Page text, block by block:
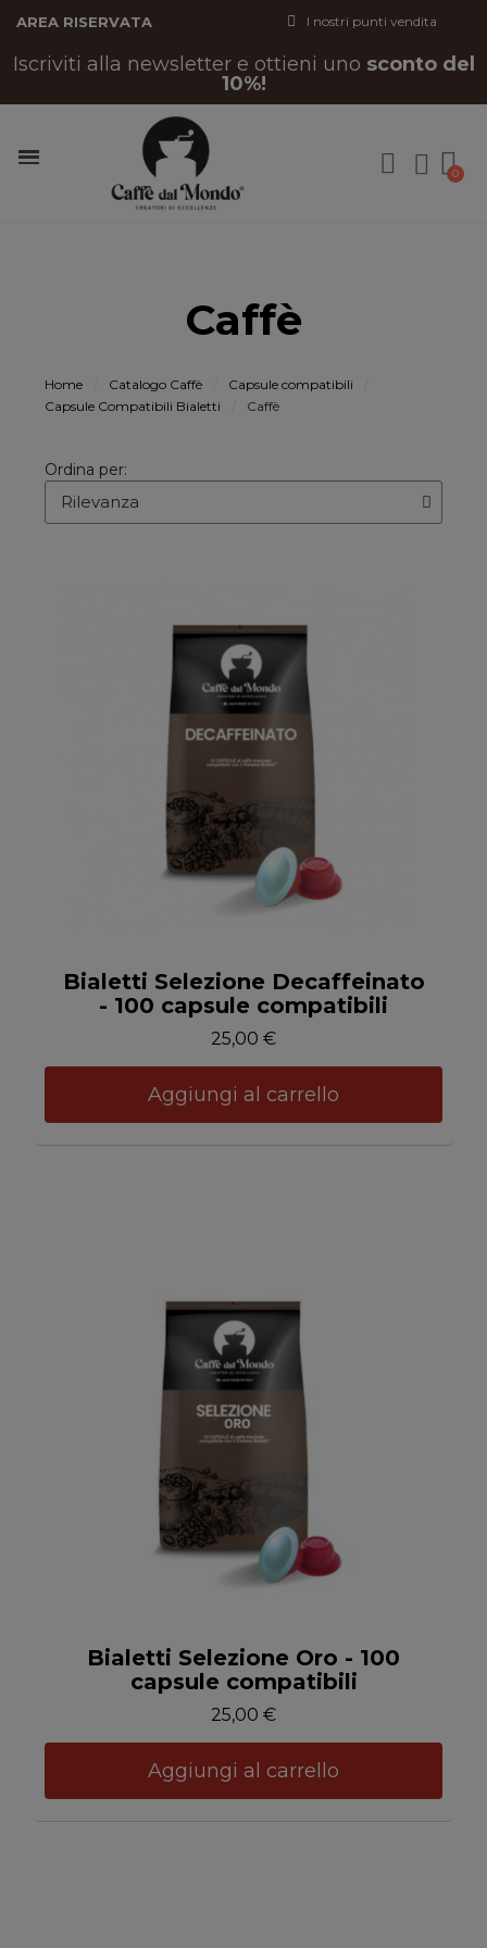
AREA RISERVATA I nostri punti vendita
Iscriviti alla newsletter e ottieni uno sconto del
10%!
Caffè
Home Catalogo Caffè
Capsule compatibili
Capsule Compatibili Bialetti
Caffè
Ordina per:
Anteprima
Bialetti Selezione Decaffeinato
- 100 capsule compatibili
25,00 €
Aggiungi al carrello
Anteprima
Bialetti Selezione Oro - 100
capsule compatibili
25,00 €
Aggiungi al carrello